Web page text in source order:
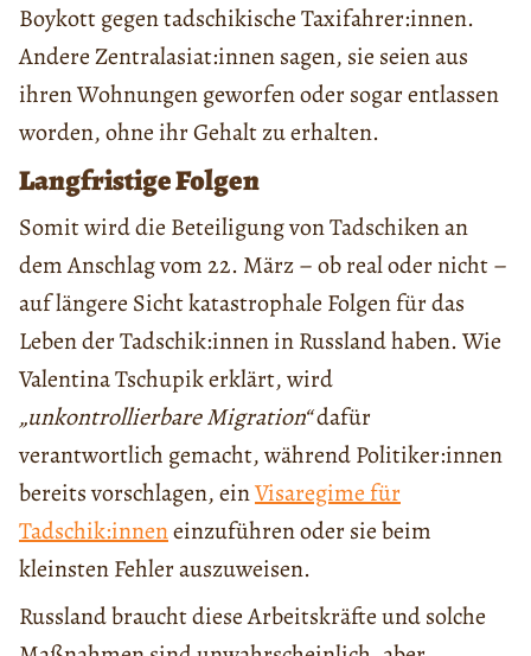
Boykott gegen tadschikische Taxifahrer:innen.
Andere Zentralasiat:innen sagen, sie seien aus
ihren Wohnungen geworfen oder sogar entlassen
worden, ohne ihr Gehalt zu erhalten.
Langfristige Folgen
Somit wird die Beteiligung von Tadschiken an
dem Anschlag vom 22. März – ob real oder nicht –
auf längere Sicht katastrophale Folgen für das
Leben der Tadschik:innen in Russland haben. Wie
Valentina Tschupik erklärt, wird
„unkontrollierbare Migration“dafür
verantwortlich gemacht, während Politiker:innen
bereits vorschlagen, einVisaregime für
Tadschik:inneneinzuführen oder sie beim
kleinsten Fehler auszuweisen.
Russland braucht diese Arbeitskräfte und solche